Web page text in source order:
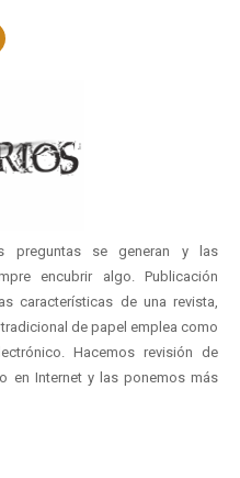
preguntas se generan y las
encubrir algo. Publicación
características de una revista,
de papel emplea como
Hacemos revisión de
en Internet y las ponemos más